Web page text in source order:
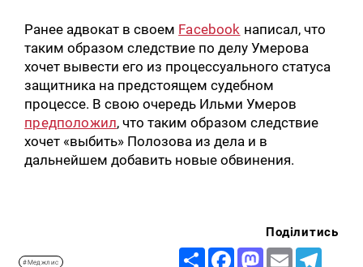
Ранее адвокат в своем Facebook написал, что
таким образом следствие по делу Умерова
хочет вывести его из процессуального статуса
защитника на предстоящем судебном
процессе. В свою очередь Ильми Умеров
предположил, что таким образом следствие
хочет «выбить» Полозова из дела и в
дальнейшем добавить новые обвинения.
#Меджлис
Поділитись
Share FacebookMastodon
Email